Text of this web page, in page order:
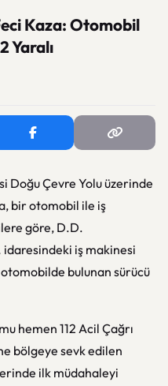
Kaza: Otomobil
Yaralı
Doğu Çevre Yolu üzerinde
bir otomobil ile iş
göre, D.D.
iş makinesi
otomobilde bulunan sürücü
hemen 112 Acil Çağrı
bölgeye sevk edilen
ilk müdahaleyi